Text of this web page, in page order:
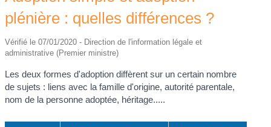
plénière : quelles différences ?
Vérifié le 07/01/2020 - Direction de l'information légale et
administrative (Premier ministre)
Les deux formes d'adoption diffèrent sur un certain nombre
de sujets : liens avec la famille d'origine, autorité parentale,
nom de la personne adoptée, héritage.....